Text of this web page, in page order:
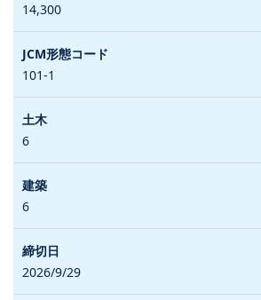
14,300
101-1
6
6
2026/9/29